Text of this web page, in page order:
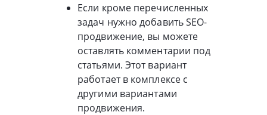
Если кроме перечисленных
задач нужно добавить SEO-
продвижение, вы можете
оставлять комментарии под
статьями. Этот вариант
работает в комплексе с
другими вариантами
продвижения.